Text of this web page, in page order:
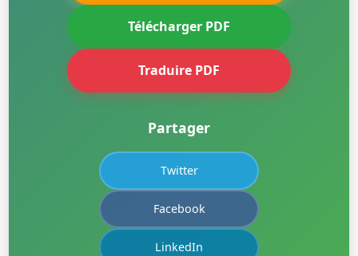
Télécharger PDF
Traduire PDF
Partager
Twitter
Facebook
LinkedIn